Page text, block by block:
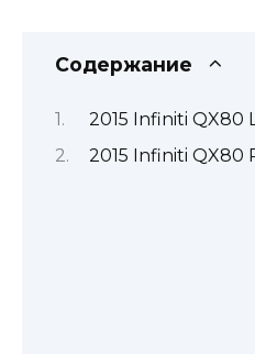
Содержание
2015 Infiniti QX80
2015 Infiniti QX80